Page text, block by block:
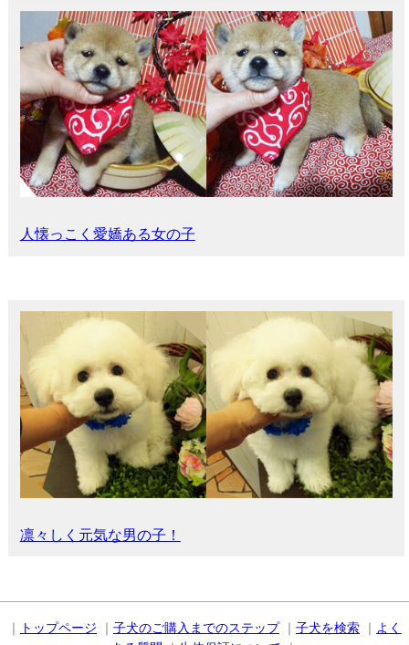
人懐っこく愛嬌ある女の子
凛々しく元気な男の子！
トップページ 子犬のご購入までのステップ｜ 子犬を検索
よく